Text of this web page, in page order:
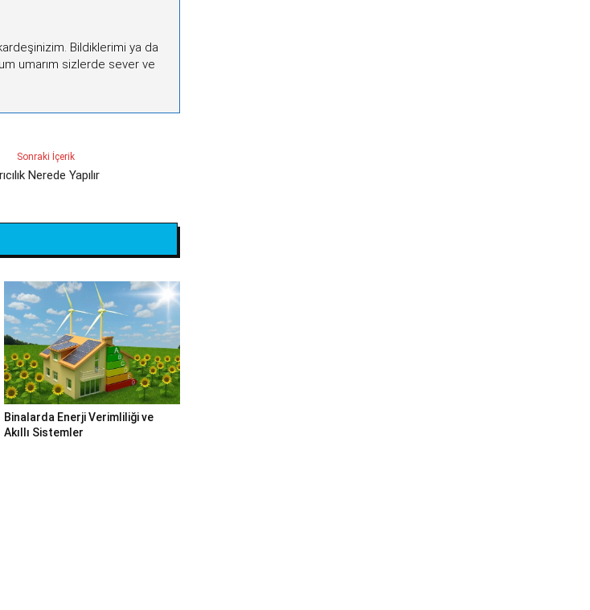
Bildiklerimi ya da
umarım sizlerde sever ve
Sonraki İçerik
Nerede Yapılır
Binalarda Enerji Verimliliği ve
Akıllı Sistemler